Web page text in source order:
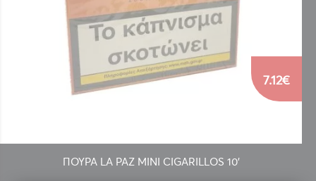
ΠΟΥΡΑ LA PAZ MINI CIGARILLOS 10'
7.12€